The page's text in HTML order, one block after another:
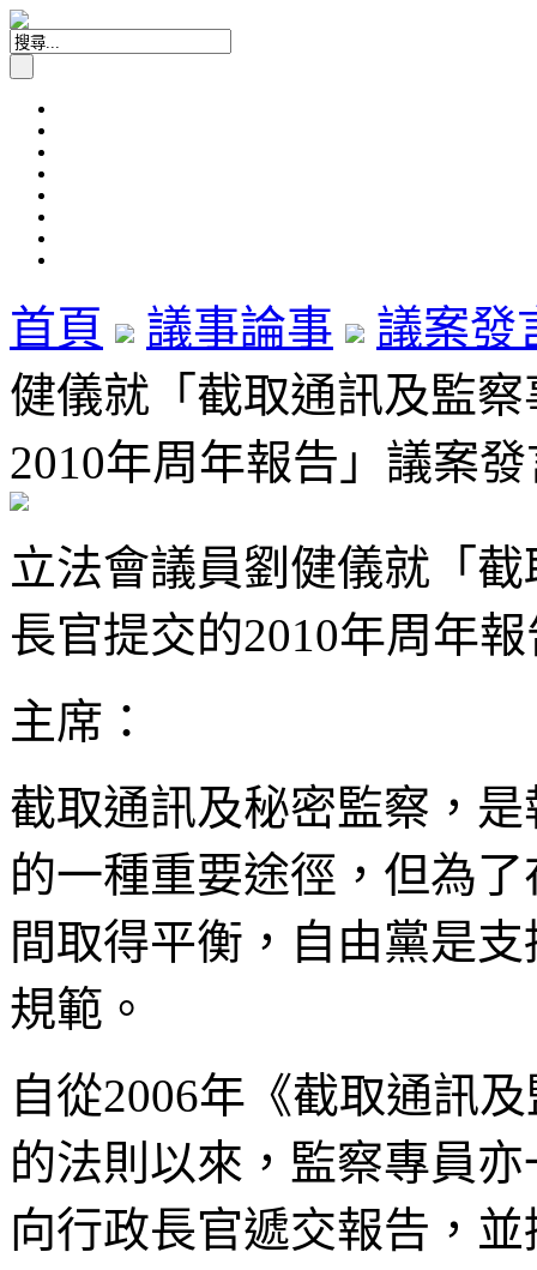
首頁 議事論事
議案發
健儀就「截取通訊及監
2010年周年報告」議案
立法會議員劉健儀就「
長官提交的2010年周年
主席：
截取通訊及秘密監察，
的一種重要途徑，但為
間取得平衡，自由黨是
規範。
自從2006年《截取通訊
的法則以來，監察專員
向行政長官遞交報告，